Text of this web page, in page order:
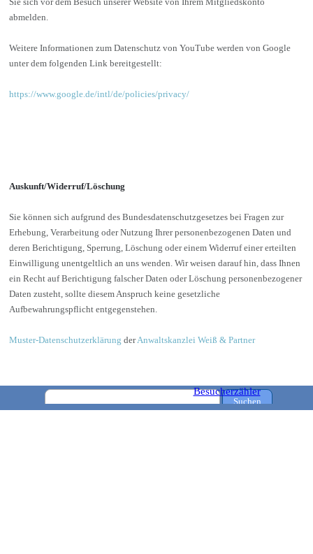
abmelden.
Weitere Informationen zum Datenschutz von YouTube werden von Google
unter dem folgenden Link bereitgestellt:
https://www.google.de/intl/de/policies/privacy/
Auskunft/Widerruf/Löschung
Sie können sich aufgrund des Bundesdatenschutzgesetzes bei Fragen zur
Erhebung, Verarbeitung oder Nutzung Ihrer personenbezogenen Daten und
deren Berichtigung, Sperrung, Löschung oder einem Widerruf einer erteilten
Einwilligung unentgeltlich an uns wenden. Wir weisen darauf hin, dass Ihnen
ein Recht auf Berichtigung falscher Daten oder Löschung personenbezogener
Daten zusteht, sollte diesem Anspruch keine gesetzliche
Aufbewahrungspflicht entgegenstehen.
Muster-Datenschutzerklärung derAnwaltskanzlei Weiß & Partner
Suchen
Besucherzähler